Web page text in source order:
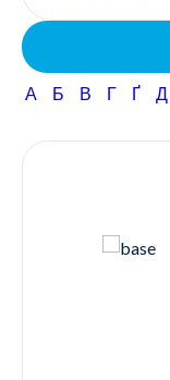
Гінекологія
Кар'єра
А Б В Г Ґ Д